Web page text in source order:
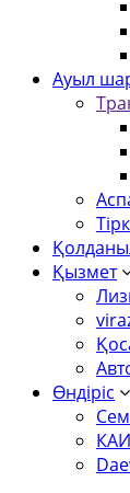
Ауыл
Қызмет
Өндіріс